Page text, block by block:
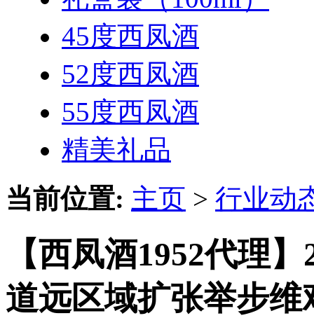
45度西凤酒
52度西凤酒
55度西凤酒
精美礼品
当前位置: 主页 > 行业动
【西凤酒1952代理
道远区域扩张举步维